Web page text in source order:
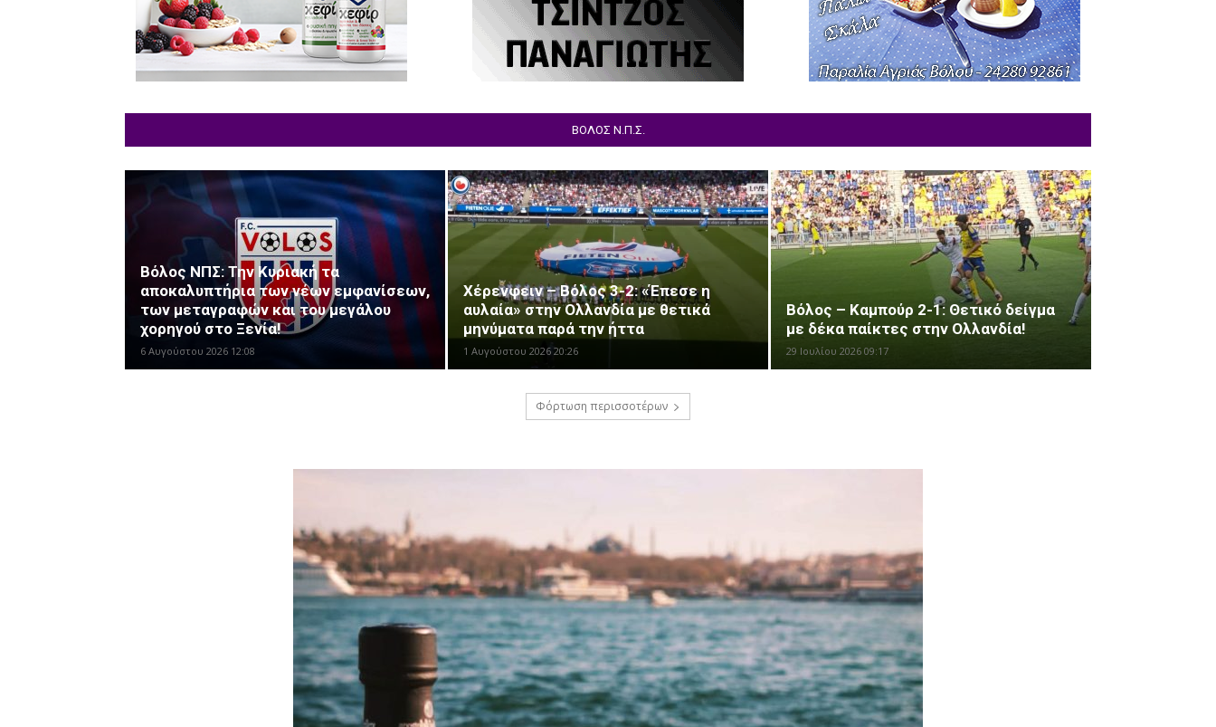
ΒΟΛΟΣ Ν.Π.Σ.
Βόλος ΝΠΣ: Την Κυριακή τα
αποκαλυπτήρια των νέων εμφανίσεων,
των μεταγραφών και του μεγάλου
χορηγού στο Ξενία!
6 Αυγούστου 2026 12:08
Χέρενφειν – Βόλος 3-2: «Έπεσε η
αυλαία» στην Ολλανδία με θετικά
μηνύματα παρά την ήττα
1 Αυγούστου 2026 20:26
Βόλος – Καμπούρ 2-1: Θετικό δείγμα
με δέκα παίκτες στην Ολλανδία!
29 Ιουλίου 2026 09:17
Φόρτωση περισσοτέρων